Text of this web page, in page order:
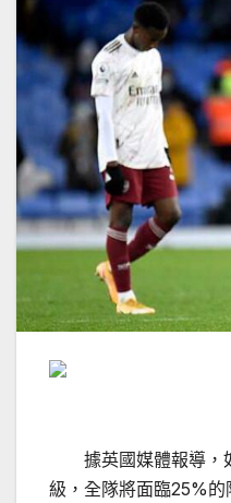
據英國媒體報導，
級，全隊將面臨25%